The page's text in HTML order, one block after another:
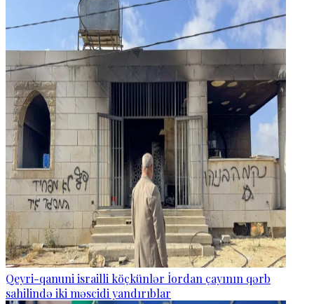
Qeyri-qanuni israilli köçkünlər İordan çayının qərb
sahilində iki məscidi yandırıblar